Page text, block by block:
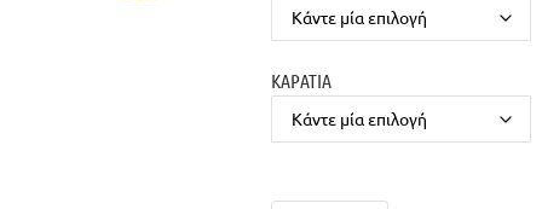
ΚΑΡΑΤΙΑ